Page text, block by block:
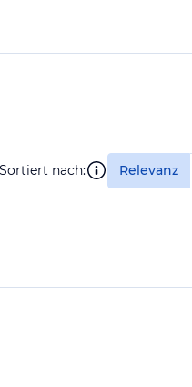
Sortiert nach: Relevanz